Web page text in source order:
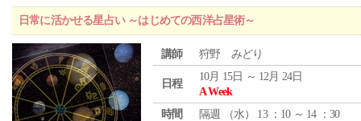
日常に活かせる星占い ～はじめての西洋占星術～
講師 狩野 みどり
日程
10月 15日 ～ 12月 24日
A Week
時間
隔週 （水） 13 ：10 ～ 14 ：30